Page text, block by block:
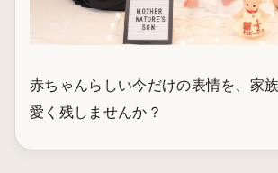
赤ちゃんらしい今だけの表情を、家
愛く残しませんか？